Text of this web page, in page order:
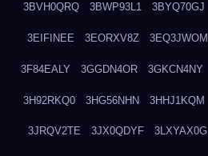
3BVH0QRQ 3BWP93L1 3BYQ70GJ
3EIFINEE 3EORXV8Z 3EQ3JWOM
3F84EALY 3GGDN4OR 3GKCN4NY
3H92RKQ0 3HG56NHN 3HHJ1KQM
3JRQV2TE 3JX0QDYF 3LXYAX0G